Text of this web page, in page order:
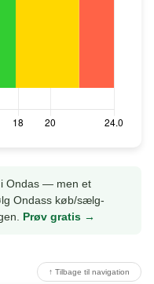
i Ondas — men et
Ondass køb/sælg-
Prøv gratis →
↑ Tilbage til navigation